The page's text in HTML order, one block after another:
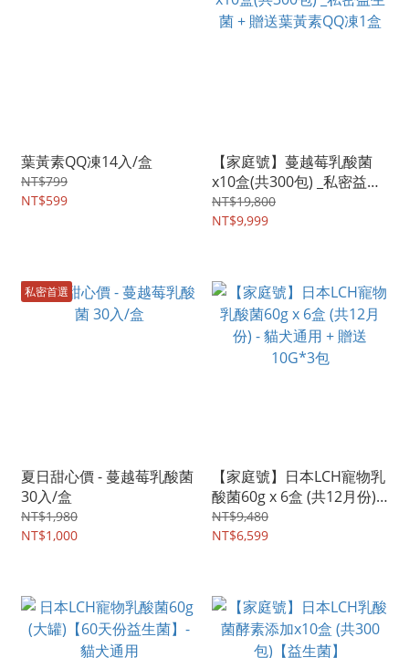
葉黃素QQ凍14入/盒
NT$799
NT$599
【家庭號】蔓越莓乳酸菌
x10盒(共300包) _私密益生
菌 + 贈送葉黃素QQ凍1盒
NT$19,800
NT$9,999
私密首選
夏日甜心價 - 蔓越莓乳酸菌
30入/盒
NT$1,980
NT$1,000
【家庭號】日本LCH寵物乳
酸菌60g x 6盒 (共12月份) -
貓犬通用 + 贈送10G*3包
NT$9,480
NT$6,599